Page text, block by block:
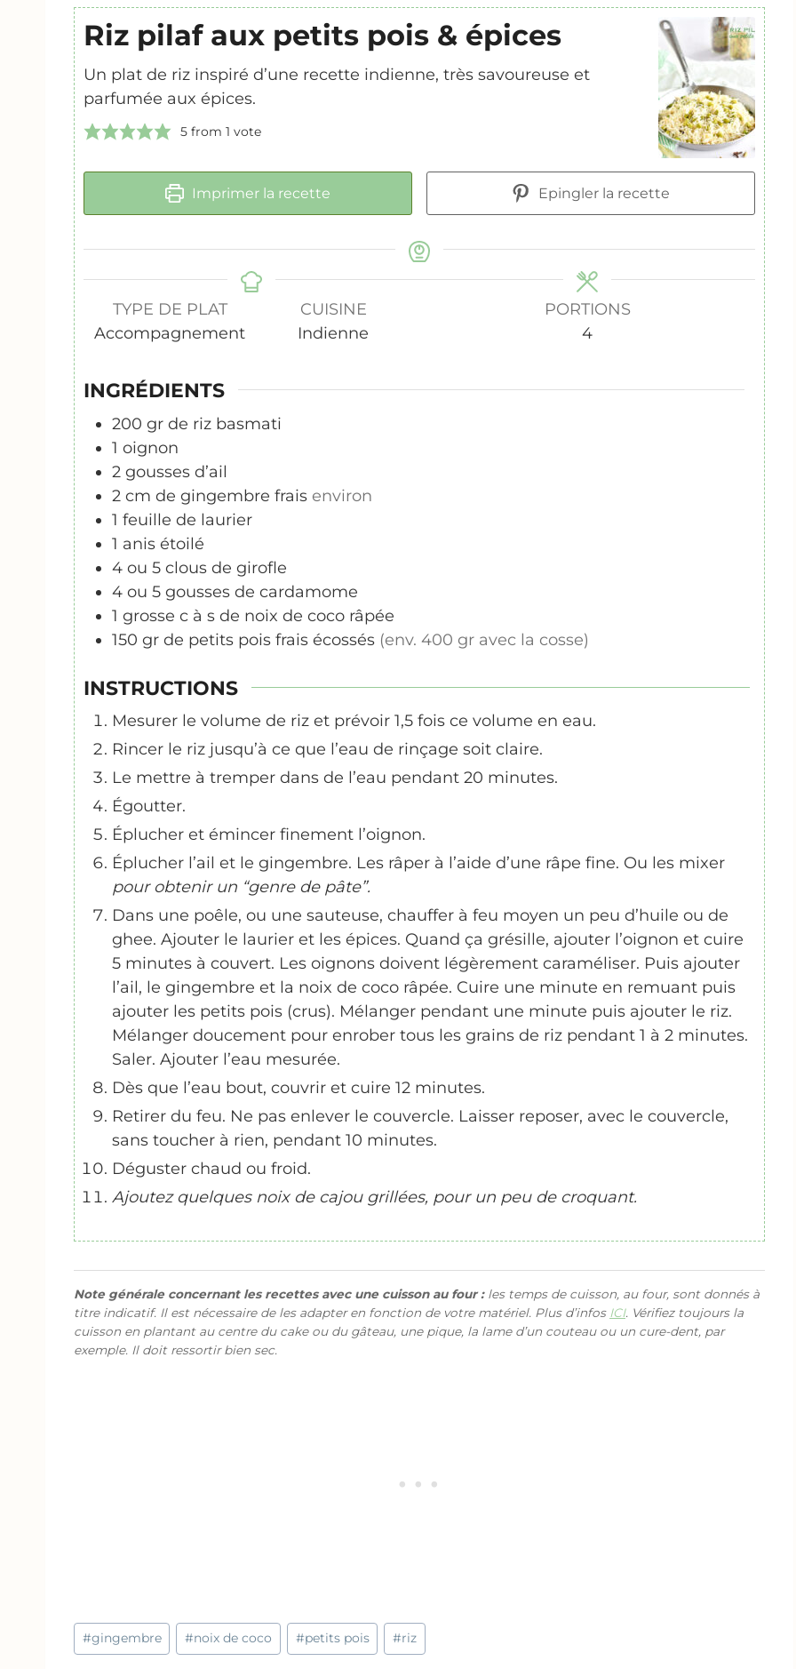
Riz pilaf aux petits pois & épices
Un plat de riz inspiré d’une recette indienne, très savoureuse et
parfumée aux épices.
5from 1 vote
Imprimer la recette Epingler la recette
TYPE DE PLAT
Accompagnement
CUISINE
Indienne
PORTIONS
4
INGRÉDIENTS
200 gr de riz basmati
1 oignon
2 gousses d’ail
2 cm de gingembre frais environ
1 feuille de laurier
1 anis étoilé
4 ou 5 clous de girofle
4 ou 5 gousses de cardamome
1 grosse c à s de noix de coco râpée
150 gr de petits pois frais écossés (env. 400 gr avec la cosse)
INSTRUCTIONS
Mesurer le volume de riz et prévoir 1,5 fois ce volume en eau.
Rincer le riz jusqu’à ce que l’eau de rinçage soit claire.
Le mettre à tremper dans de l’eau pendant 20 minutes.
Égoutter.
Éplucher et émincer finement l’oignon.
Éplucher l’ail et le gingembre. Les râper à l’aide d’une râpe fine. Ou les mixer
pour obtenir un “genre de pâte”.
Dans une poêle, ou une sauteuse, chauffer à feu moyen un peu d’huile ou de
ghee. Ajouter le laurier et les épices. Quand ça grésille, ajouter l’oignon et cuire
5 minutes à couvert. Les oignons doivent légèrement caraméliser. Puis ajouter
l’ail, le gingembre et la noix de coco râpée. Cuire une minute en remuant puis
ajouter les petits pois (crus). Mélanger pendant une minute puis ajouter le riz.
Mélanger doucement pour enrober tous les grains de riz pendant 1 à 2 minutes.
Saler. Ajouter l’eau mesurée.
Dès que l’eau bout, couvrir et cuire 12 minutes.
Retirer du feu. Ne pas enlever le couvercle. Laisser reposer, avec le couvercle,
sans toucher à rien, pendant 10 minutes.
Déguster chaud ou froid.
Ajoutez quelques noix de cajou grillées, pour un peu de croquant.
Note générale concernant les recettes avec une cuisson au four :les temps de cuisson, au four, sont donnés à
titre indicatif. Il est nécessaire de les adapter en fonction de votre matériel. Plus d’infos ICI. Vérifiez toujours la
cuisson en plantant au centre du cake ou du gâteau, une pique, la lame d’un couteau ou un cure-dent, par
exemple. Il doit ressortir bien sec.
Étiquettes
de
#gingembre #noix de coco #petits pois #riz